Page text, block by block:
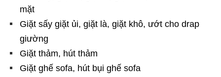
mặt
Giặt sấy giặt ủi, giặt là, giặt khô, ướt cho drap
giường
Giặt thảm, hút thảm
Giặt ghế sofa, hút bụi ghế sofa